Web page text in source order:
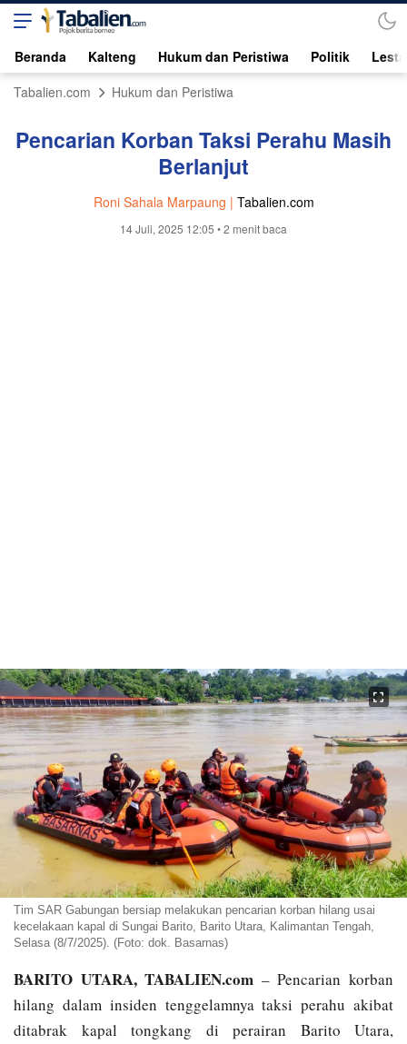
Beranda Kalteng Hukum dan Peristiwa Politik
Tabalien.com
Hukum dan Peristiwa
Pencarian Korban Taksi Perahu Masih
Berlanjut
Roni Sahala Marpaung | Tabalien.com
14 Juli, 2025 12:05 • 2 menit baca
Tim SAR Gabungan bersiap melakukan pencarian korban hilang usai
kecelakaan kapal di Sungai Barito, Barito Utara, Kalimantan Tengah,
Selasa (8/7/2025). (Foto: dok. Basarnas)
BARITO UTARA, TABALIEN.com – Pencarian korban
hilang dalam insiden tenggelamnya taksi perahu akibat
ditabrak kapal tongkang di perairan Barito Utara,